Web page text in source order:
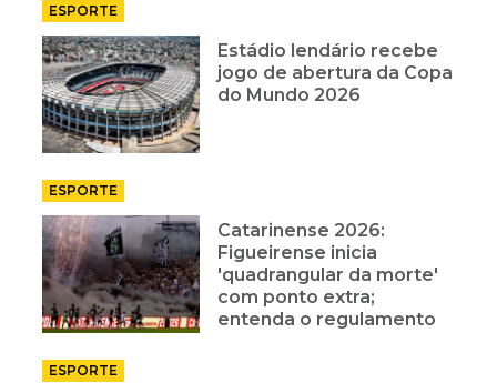
ESPORTE
Estádio lendário recebe
jogo de abertura da Copa
do Mundo 2026
ESPORTE
Catarinense 2026:
Figueirense inicia
'quadrangular da morte'
com ponto extra;
entenda o regulamento
ESPORTE